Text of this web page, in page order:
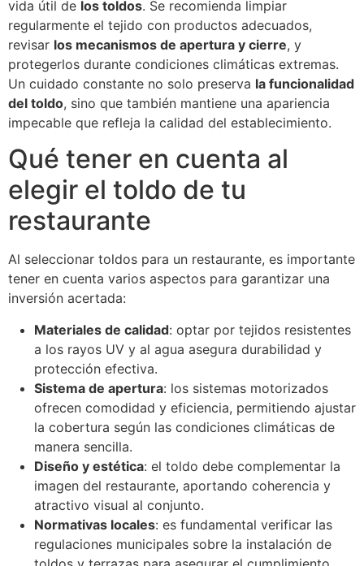
vida útil de los toldos. Se recomienda limpiar
regularmente el tejido con productos adecuados,
revisar los mecanismos de apertura y cierre, y
protegerlos durante condiciones climáticas extremas.
Un cuidado constante no solo preserva la funcionalidad
del toldo, sino que también mantiene una apariencia
impecable que refleja la calidad del establecimiento.
Qué tener en cuenta al
elegir el toldo de tu
restaurante
Al seleccionar toldos para un restaurante, es importante
tener en cuenta varios aspectos para garantizar una
inversión acertada:
Materiales de calidad: optar por tejidos resistentes
a los rayos UV y al agua asegura durabilidad y
protección efectiva.
Sistema de apertura: los sistemas motorizados
ofrecen comodidad y eficiencia, permitiendo ajustar
la cobertura según las condiciones climáticas de
manera sencilla.
Diseño y estética: el toldo debe complementar la
imagen del restaurante, aportando coherencia y
atractivo visual al conjunto.
Normativas locales: es fundamental verificar las
regulaciones municipales sobre la instalación de